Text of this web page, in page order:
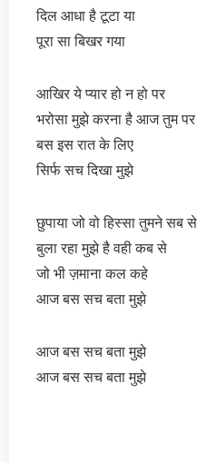
दिल आधा है टूटा या
पूरा सा बिखर गया
आखिर ये प्यार हो न हो पर
भरोसा मुझे करना है आज तुम पर
बस इस रात के लिए
सिर्फ सच दिखा मुझे
छुपाया जो वो हिस्सा तुमने सब से
बुला रहा मुझे है वही कब से
जो भी ज़माना कल कहे
आज बस सच बता मुझे
आज बस सच बता मुझे
आज बस सच बता मुझे